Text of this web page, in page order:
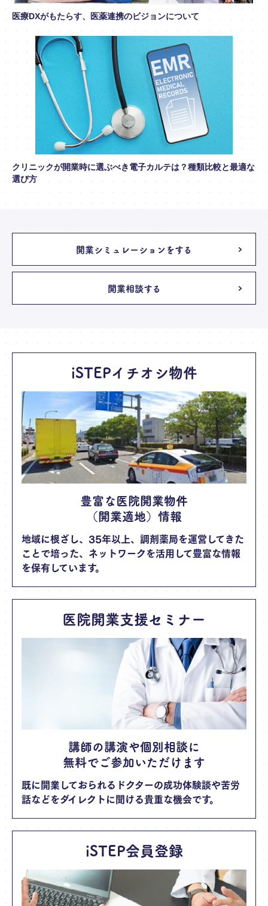
医療DXがもたらす、医薬連携のビジョンについて
クリニックが開業時に選ぶべき電子カルテは？種類比較と最適な
選び方
開業シミュレーションをする
開業相談する
iSTEPイチオシ物件
豊富な医院開業物件
（開業適地）情報
地域に根ざし、35年以上、調剤薬局を運営してきた
ことで培った、ネットワークを活用して豊富な情報
を保有しています。
医院開業支援セミナー
講師の講演や個別相談に
無料でご参加いただけます
既に開業しておられるドクターの成功体験談や苦労
話などをダイレクトに聞ける貴重な機会です。
iSTEP会員登録